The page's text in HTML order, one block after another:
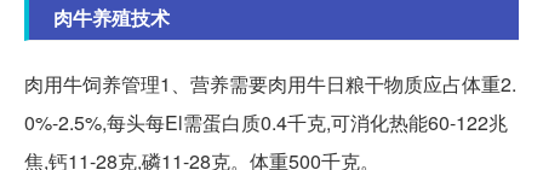
肉牛养殖技术
肉用牛饲养管理1、营养需要肉用牛日粮干物质应占体重2.
0%-2.5%,每头每El需蛋白质0.4千克,可消化热能60-122兆
焦,钙11-28克,磷11-28克。体重500千克。